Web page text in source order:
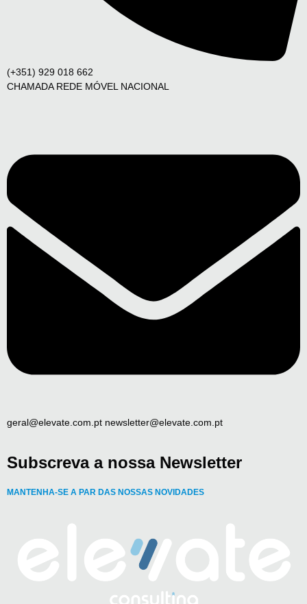
(+351) 929 018 662
CHAMADA REDE MÓVEL NACIONAL
geral@elevate.com.pt newsletter@elevate.com.pt
Subscreva a nossa Newsletter
MANTENHA-SE A PAR DAS NOSSAS NOVIDADES